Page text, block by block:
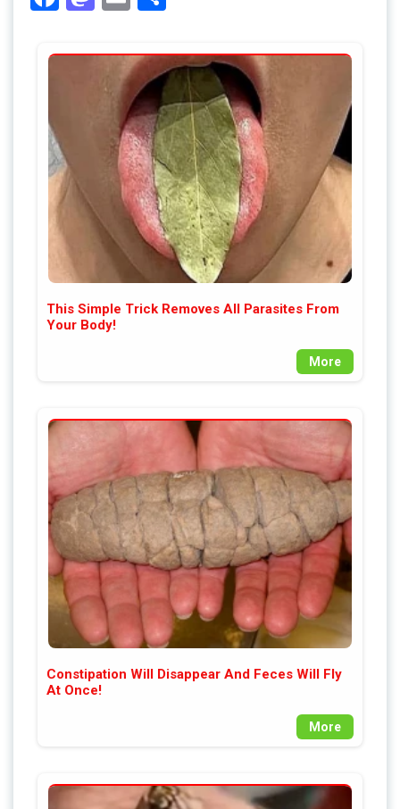
This Simple Trick Removes All Parasites From
Your Body!
More
Constipation Will Disappear And Feces Will Fly
At Once!
More